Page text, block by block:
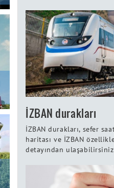
İZBAN durakları
İZBAN durakları, sefer
haritası ve İZBAN
detayından ulaşabilirsiniz